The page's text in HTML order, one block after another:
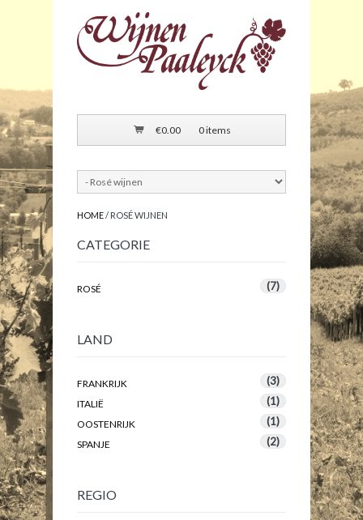
€0.00 0 items
HOME/ ROSÉ WIJNEN
CATEGORIE
ROSÉ (7)
LAND
FRANKRIJK (3)
ITALIË (1)
OOSTENRIJK (1)
SPANJE (2)
REGIO